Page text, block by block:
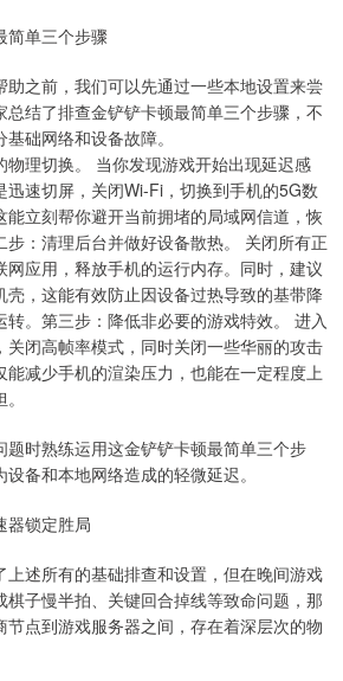
简单三个步骤
助之前，我们可以先通过一些本地设置来尝
结了排查金铲铲卡顿最简单三个步骤，不
础网络和设备故障。
物理切换。 当你发现游戏开始出现延迟感
迅速切屏，关闭Wi-Fi，切换到手机的5G数
立刻帮你避开当前拥堵的局域网信道，恢
：清理后台并做好设备散热。 关闭所有正
应用，释放手机的运行内存。同时，建议
壳，这能有效防止因设备过热导致的基带降
。第三步：降低非必要的游戏特效。 进入
关闭高帧率模式，同时关闭一些华丽的攻击
减少手机的渲染压力，也能在一定程度上
题时熟练运用这金铲铲卡顿最简单三个步
备和本地网络造成的轻微延迟。
器锁定胜局
上述所有的基础排查和设置，但在晚间游戏
子慢半拍、关键回合掉线等致命问题，那
点到游戏服务器之间，存在着深层次的物